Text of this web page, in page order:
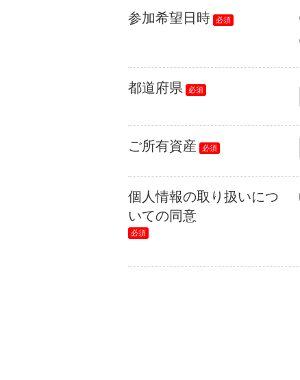
参加希望日時
都道府県
ご所有資産
個人情報の取り扱いにつ
いての同意